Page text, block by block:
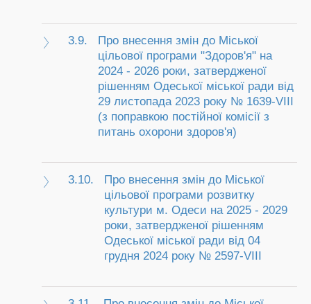
3.9.
Про внесення змін до Міської
цільової програми "Здоров'я" на
2024 - 2026 роки, затвердженої
рішенням Одеської міської ради від
29 листопада 2023 року № 1639-VIII
(з поправкою постійної комісії з
питань охорони здоров'я)
3.10.
Про внесення змін до Міської
цільової програми розвитку
культури м. Одеси на 2025 - 2029
роки, затвердженої рішенням
Одеської міської ради від 04
грудня 2024 року № 2597-VIII